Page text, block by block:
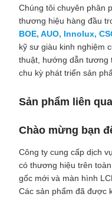
Chúng tôi chuyên phân
thương hiệu hàng đầu
BOE, AUO, Innolux,
kỹ sư giàu kinh nghiệm
thuật, hướng dẫn tương
chu kỳ phát triển sản
Sản phẩm liên
Chào mừng bạn
Công ty cung cấp dịch
có thương hiệu trên
gốc mới và màn hình
Các sản phẩm đã được